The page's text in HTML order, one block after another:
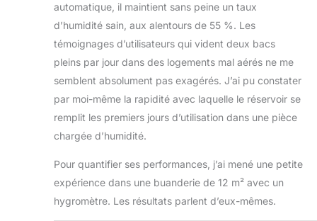
automatique, il maintient sans peine un taux
d’humidité sain, aux alentours de 55 %. Les
témoignages d’utilisateurs qui vident deux bacs
pleins par jour dans des logements mal aérés ne me
semblent absolument pas exagérés. J’ai pu constater
par moi-même la rapidité avec laquelle le réservoir se
remplit les premiers jours d’utilisation dans une pièce
chargée d’humidité.
Pour quantifier ses performances, j’ai mené une petite
expérience dans une buanderie de 12 m² avec un
hygromètre. Les résultats parlent d’eux-mêmes.